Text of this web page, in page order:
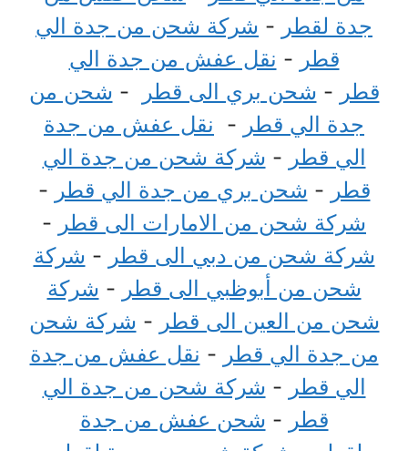
جدة لقطر - شركة شحن من جدة الي
قطر - نقل عفش من جدة الي
قطر - شحن بري الى قطر - شحن من
جدة الي قطر - نقل عفش من جدة
الي قطر - شركة شحن من جدة الي
قطر - شحن بري من جدة الي قطر -
شركة شحن من الامارات الى قطر -
شركة شحن من دبي الى قطر - شركة
شحن من أبوظبي الى قطر - شركة
شحن من العين الى قطر - شركة شحن
من جدة الي قطر - نقل عفش من جدة
الي قطر - شركة شحن من جدة الي
قطر - شحن عفش من جدة